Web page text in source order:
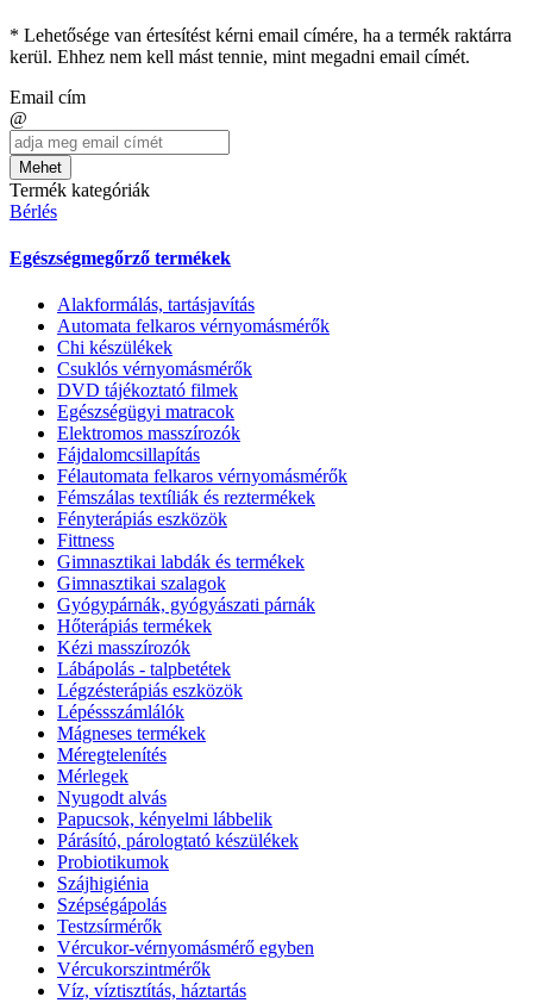
* Lehetősége van értesítést kérni email címére, ha a termék raktárra
kerül. Ehhez nem kell mást tennie, mint megadni email címét.
Email cím
@
Mehet
Termék kategóriák
Bérlés
Egészségmegőrző termékek
Alakformálás, tartásjavítás
Automata felkaros vérnyomásmérők
Chi készülékek
Csuklós vérnyomásmérők
DVD tájékoztató filmek
Egészségügyi matracok
Elektromos masszírozók
Fájdalomcsillapítás
Félautomata felkaros vérnyomásmérők
Fémszálas textíliák és reztermékek
Fényterápiás eszközök
Fittness
Gimnasztikai labdák és termékek
Gimnasztikai szalagok
Gyógypárnák, gyógyászati párnák
Hőterápiás termékek
Kézi masszírozók
Lábápolás - talpbetétek
Légzésterápiás eszközök
Lépéssszámlálók
Mágneses termékek
Méregtelenítés
Mérlegek
Nyugodt alvás
Papucsok, kényelmi lábbelik
Párásító, párologtató készülékek
Probiotikumok
Szájhigiénia
Szépségápolás
Testzsírmérők
Vércukor-vérnyomásmérő egyben
Vércukorszintmérők
Víz, víztisztítás, háztartás